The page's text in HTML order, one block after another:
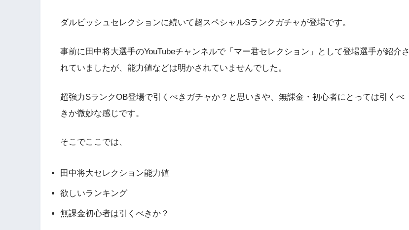
ダルビッシュセレクションに続いて超スペシャルSランクガチャが登場です。
事前に田中将大選手のYouTubeチャンネルで「マー君セレクション」として登場選手が紹介さ
れていましたが、能力値などは明かされていませんでした。
超強力SランクOB登場で引くべきガチャか？と思いきや、無課金・初心者にとっては引くべ
きか微妙な感じです。
そこでここでは、
田中将大セレクション能力値
欲しいランキング
無課金初心者は引くべきか？